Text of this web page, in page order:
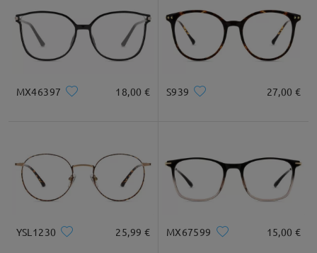
MX46397 18,00 € S939 27,00 €
YSL1230 25,99 € MX67599 15,00 €